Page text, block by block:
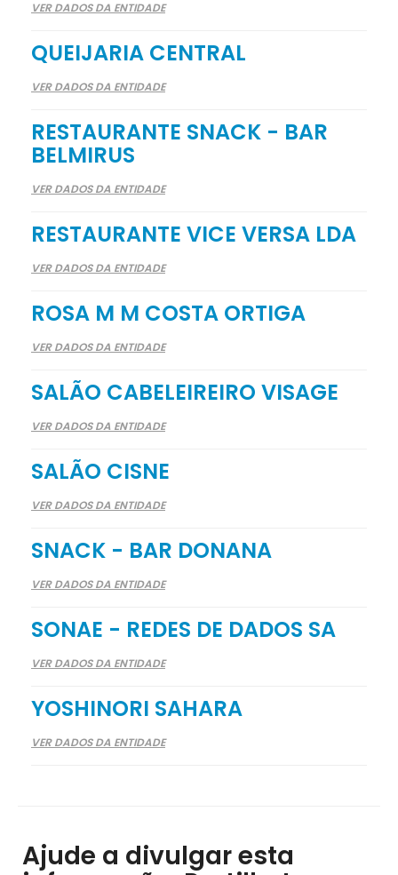
VER DADOS DA ENTIDADE
QUEIJARIA CENTRAL
VER DADOS DA ENTIDADE
RESTAURANTE SNACK - BAR
BELMIRUS
VER DADOS DA ENTIDADE
RESTAURANTE VICE VERSA LDA
VER DADOS DA ENTIDADE
ROSA M M COSTA ORTIGA
VER DADOS DA ENTIDADE
SALÃO CABELEIREIRO VISAGE
VER DADOS DA ENTIDADE
SALÃO CISNE
VER DADOS DA ENTIDADE
SNACK - BAR DONANA
VER DADOS DA ENTIDADE
SONAE - REDES DE DADOS SA
VER DADOS DA ENTIDADE
YOSHINORI SAHARA
VER DADOS DA ENTIDADE
Ajude a divulgar esta